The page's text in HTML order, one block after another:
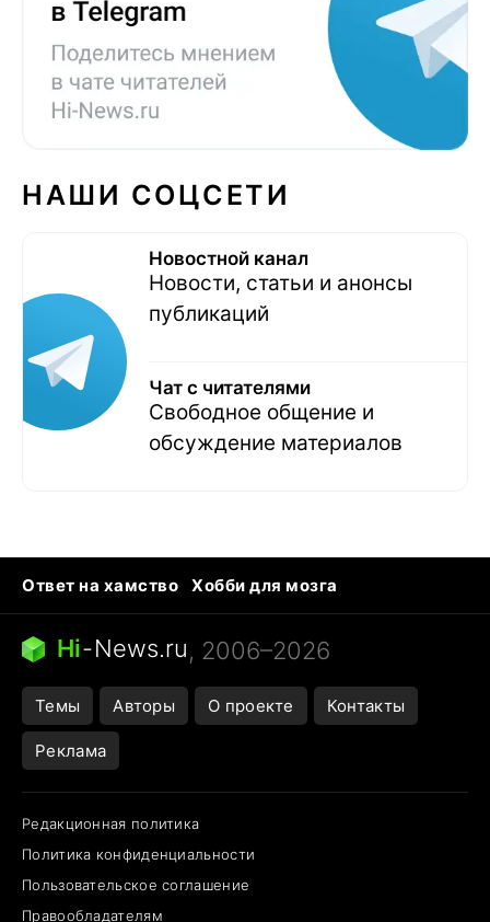
НАШИ СОЦСЕТИ
Новостной канал
Новости, статьи и анонсы
публикаций
Чат с читателями
Свободное общение и
обсуждение материалов
Ответ на хамство
Хобби для мозга
Бензин 100 и 95
Тунцы в океанариуме
Следующая пандемия
Hi-News.ru, 2006–2026
Темы Авторы О проекте Контакты
Реклама
Редакционная политика
Политика конфиденциальности
Пользовательское соглашение
Правообладателям